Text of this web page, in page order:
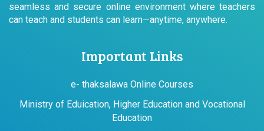
seamless and secure online environment where teachers
can teach and students can learn—anytime, anywhere.
Important Links
e- thaksalawa Online Courses
Ministry of Eduication, Higher Education and Vocational
Education